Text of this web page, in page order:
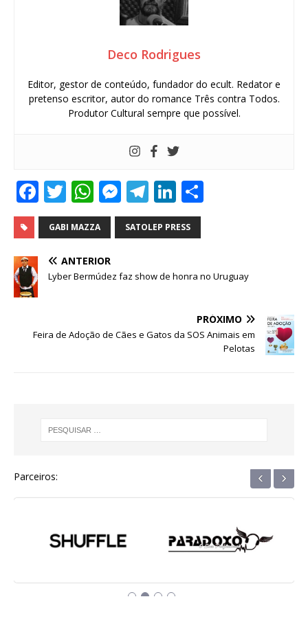
Deco Rodrigues
Editor, gestor de conteúdo, fundador do ecult. Redator e
pretenso escritor, autor do romance Três contra Todos.
Produtor Cultural sempre que possível.
F
a
c
e
b
k
T
w
it
te
r
W
h
at
s
A
p
M
e
ss
n
r
T
el
e
ra
Li
n
k
dI
GABI MAZZA SATOLEP PRESS
ANTERIOR
Lyber Bermúdez faz show de honra no Uruguay
PRÓXIMO
Feira de Adoção de Cães e Gatos da SOS Animais em
Pelotas
Parceiros: ‹ ›